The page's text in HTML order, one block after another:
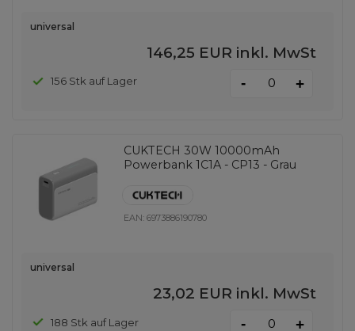
universal
146,25 EUR inkl. MwSt
156 Stk auf Lager - +
CUKTECH 30W 10000mAh
Powerbank 1C1A - CP13 - Grau
EAN:6973886190780
universal
23,02 EUR inkl. MwSt
188 Stk auf Lager - +